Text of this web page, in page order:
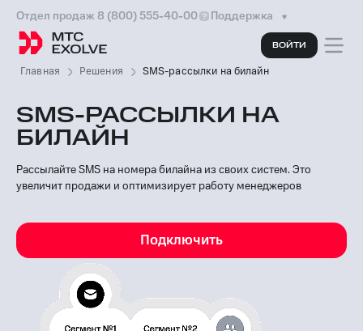
Отдел продаж 8 (800) 555-40-00 Поддержка
ВОЙТИ
Главная Решения SMS-рассылки на билайн
SMS-РАССЫЛКИ НА
БИЛАЙН
Рассылайте SMS на номера билайна из своих систем. Это
увеличит продажи и оптимизирует работу менеджеров
Подключить